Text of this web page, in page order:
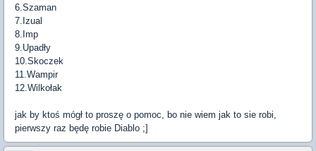
6.Szaman
7.Izual
8.Imp
9.Upadły
10.Skoczek
11.Wampir
12.Wilkołak
jak by ktoś mógł to proszę o pomoc, bo nie wiem jak to sie robi,
pierwszy raz będę robie Diablo ;]